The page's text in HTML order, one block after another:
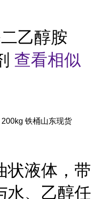
乙醇胺
查看相似
铁桶山东现货
状液体，带
水、乙醇任